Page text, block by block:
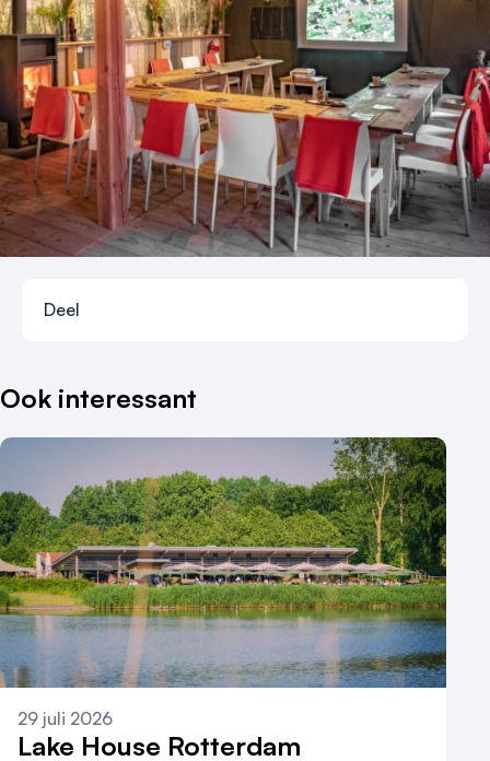
Deel
Ook interessant
29 juli 2026
Lake House Rotterdam